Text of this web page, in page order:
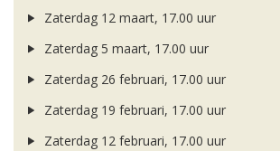
Zaterdag 12 maart, 17.00 uur
Zaterdag 5 maart, 17.00 uur
Zaterdag 26 februari, 17.00 uur
Zaterdag 19 februari, 17.00 uur
Zaterdag 12 februari, 17.00 uur